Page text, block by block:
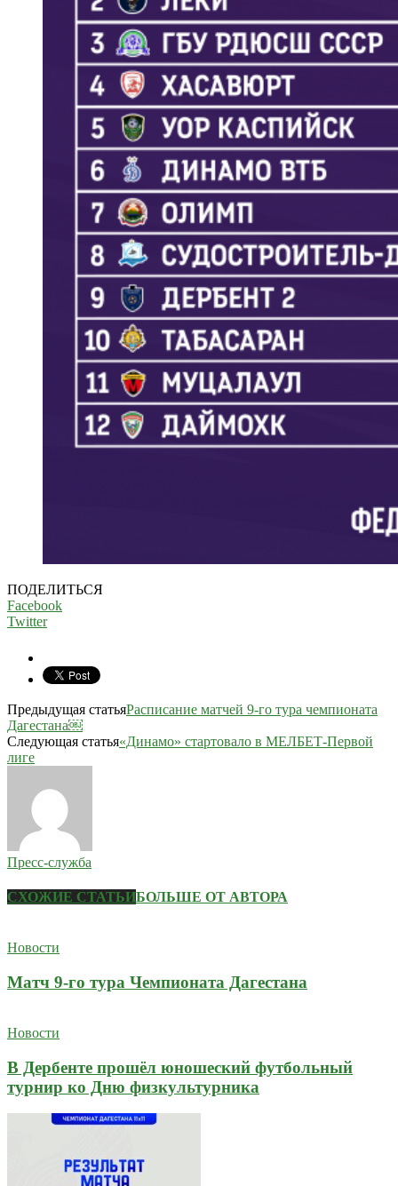
ПОДЕЛИТЬСЯ
Facebook
Twitter
Предыдущая статьяРасписание матчей 9-го тура чемпионата
Дагестана￼
Следующая статья«Динамо» стартовало в МЕЛБЕТ-Первой
лиге
Пресс-служба
СХОЖИЕ СТАТЬИБОЛЬШЕ ОТ АВТОРА
Новости
Матч 9-го тура Чемпионата Дагестана
Новости
В Дербенте прошёл юношеский футбольный
турнир ко Дню физкультурника